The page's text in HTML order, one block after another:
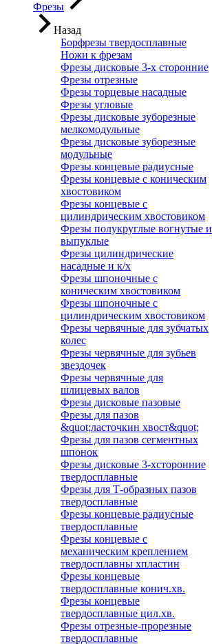
Фрезы
Назад
Борфрезы твердосплавные
Ножи к фрезам
Фрезы дисковые 3-х сторонние
Фрезы отрезные
Фрезы торцевые насадные
Фрезы угловые
Фрезы дисковые зуборезные
мелкомодульные
Фрезы дисковые зуборезные
модульные
Фрезы концевые радиусные
Фрезы концевые с коническим
хвостовиком
Фрезы концевые с
цилиндрическим хвостовиком
Фрезы полукруглые вогнутые и
выпуклые
Фрезы цилиндрические
насадные и к/х
Фрезы шпоночные с
коническим хвостовиком
Фрезы шпоночные с
цилиндрическим хвостовиком
Фрезы червячные для зубчатых
колес
Фрезы червячные для зубьев
звездочек
Фрезы червячные для
шлицевых валов
Фрезы дисковые пазовые
Фрезы для пазов
&quot;ласточкин хвост&quot;
Фрезы для пазов сегментных
шпонок
Фрезы дисковые 3-хсторонние
твердосплавные
Фрезы для Т-образных пазов
твердосплавные
Фрезы концевые радиусные
твердосплавные
Фрезы концевые с
механическим креплением
твердосплавны хпластин
Фрезы концевые
твердосплавные конич.хв.
Фрезы концевые
твердосплавные цил.хв.
Фрезы отрезные-прорезные
твердосплавные